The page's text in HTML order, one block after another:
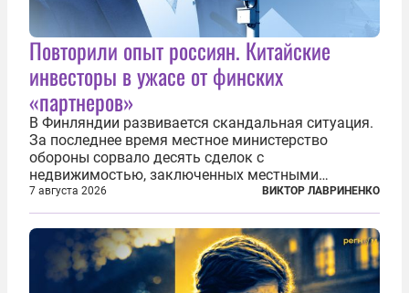
Повторили опыт россиян. Китайские
инвесторы в ужасе от финских
«партнеров»
В Финляндии развивается скандальная ситуация.
За последнее время местное министерство
обороны сорвало десять сделок с
недвижимостью, заключенных местными
фирмами с китайским капиталом. Чиновники
заявили, что они могли заключаться с целью
создания в Финляндии шпионской сети, чтобы
следить за...
7 августа 2026 ВИКТОР ЛАВРИНЕНКО